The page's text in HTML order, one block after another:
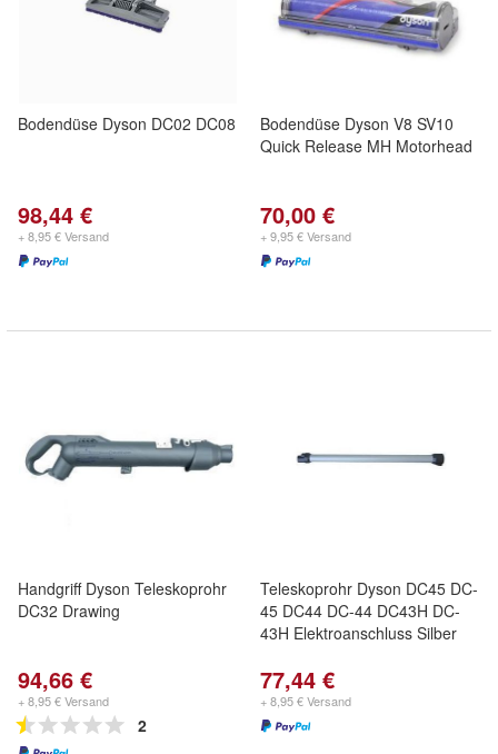
Bodendüse Dyson DC02 DC08
98,44 €
+ 8,95 € Versand
Bodendüse Dyson V8 SV10
Quick Release MH Motorhead
70,00 €
+ 9,95 € Versand
Handgriff Dyson Teleskoprohr
DC32 Drawing
94,66 €
+ 8,95 € Versand
2
Teleskoprohr Dyson DC45 DC-
45 DC44 DC-44 DC43H DC-
43H Elektroanschluss Silber
77,44 €
+ 8,95 € Versand